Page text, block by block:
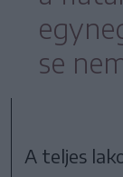
se
A teljes